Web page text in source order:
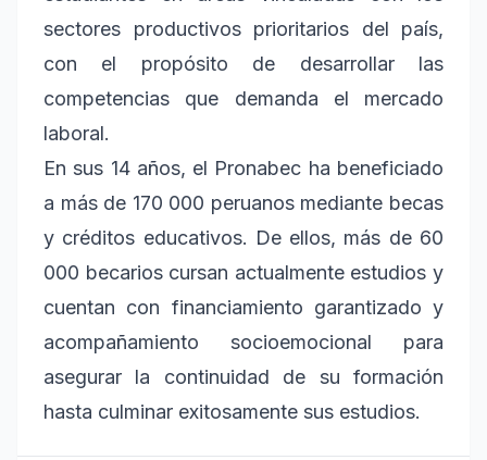
sectores productivos prioritarios del país,
con el propósito de desarrollar las
competencias que demanda el mercado
laboral.
En sus 14 años, el Pronabec ha beneficiado
a más de 170 000 peruanos mediante becas
y créditos educativos. De ellos, más de 60
000 becarios cursan actualmente estudios y
cuentan con financiamiento garantizado y
acompañamiento socioemocional para
asegurar la continuidad de su formación
hasta culminar exitosamente sus estudios.